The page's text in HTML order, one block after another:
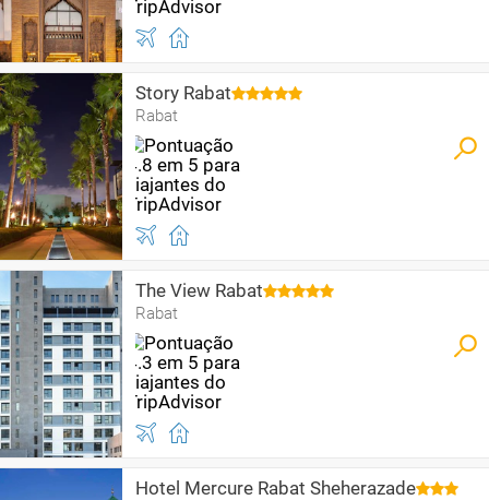
Story Rabat
Rabat
The View Rabat
Rabat
Hotel Mercure Rabat Sheherazade